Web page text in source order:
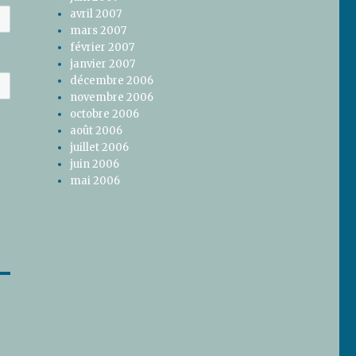
avril 2007
mars 2007
février 2007
janvier 2007
décembre 2006
novembre 2006
octobre 2006
août 2006
juillet 2006
juin 2006
mai 2006